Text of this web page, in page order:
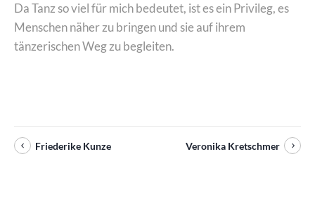
Da Tanz so viel für mich bedeutet, ist es ein Privileg, es
Menschen näher zu bringen und sie auf ihrem
tänzerischen Weg zu begleiten.
Friederike Kunze Veronika Kretschmer